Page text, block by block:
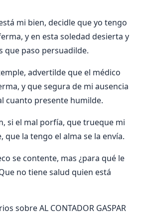
mi bien, decidle que yo tengo
y en esta soledad desierta y
que paso persuadilde.
advertilde que el médico
y que segura de mi ausencia
cuanto presente humilde.
si el mal porfía, que trueque mi
que la tengo el alma se la envía.
se contente, mas ¿para qué le
no tiene salud quien está
sobre AL CONTADOR GASPAR